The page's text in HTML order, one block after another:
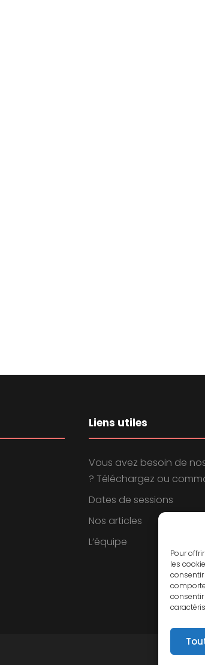
Pour
les
Liens utiles
Vous avez besoin de
? Téléchargez ou
Dates de sessions
Nos articles
L’équipe